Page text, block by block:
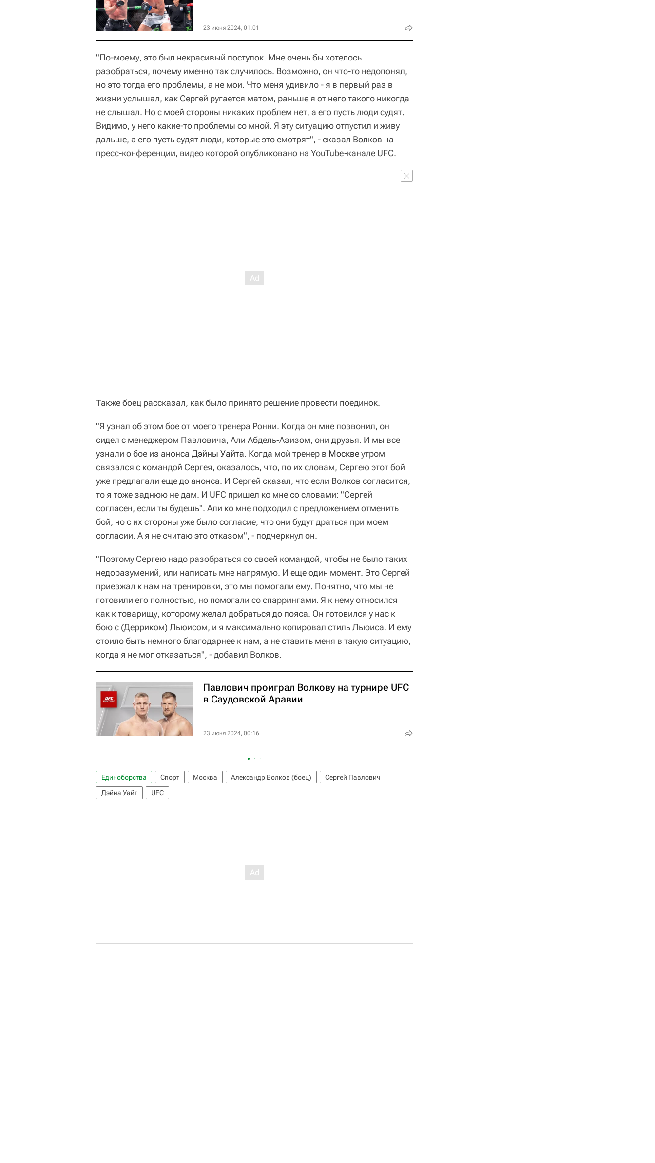
23 июня 2024, 01:01
"По‑моему, это был некрасивый поступок. Мне очень бы хотелось
разобраться, почему именно так случилось. Возможно, он что‑то недопонял,
но это тогда его проблемы, а не мои. Что меня удивило - я в первый раз в
жизни услышал, как Сергей ругается матом, раньше я от него такого никогда
не слышал. Но с моей стороны никаких проблем нет, а его пусть люди судят.
Видимо, у него какие-то проблемы со мной. Я эту ситуацию отпустил и живу
дальше, а его пусть судят люди, которые это смотрят", - сказал Волков на
пресс-конференции, видео которой опубликовано на YouTube-канале UFC.
Также боец рассказал, как было принято решение провести поединок.
"Я узнал об этом бое от моего тренера Ронни. Когда он мне позвонил, он
сидел с менеджером Павловича, Али Абдель-Азизом, они друзья. И мы все
узнали о бое из анонса Дэйны Уайта. Когда мой тренер в Москвеутром
связался с командой Сергея, оказалось, что, по их словам, Сергею этот бой
уже предлагали еще до анонса. И Сергей сказал, что если Волков согласится,
то я тоже заднюю не дам. И UFC пришел ко мне со словами: "Сергей
согласен, если ты будешь". Али ко мне подходил с предложением отменить
бой, но с их стороны уже было согласие, что они будут драться при моем
согласии. А я не считаю это отказом", - подчеркнул он.
"Поэтому Сергею надо разобраться со своей командой, чтобы не было таких
недоразумений, или написать мне напрямую. И еще один момент. Это Сергей
приезжал к нам на тренировки, это мы помогали ему. Понятно, что мы не
готовили его полностью, но помогали со спаррингами. Я к нему относился
как к товарищу, которому желал добраться до пояса. Он готовился у нас к
бою с (Дерриком) Льюисом, и я максимально копировал стиль Льюиса. И ему
стоило быть немного благодарнее к нам, а не ставить меня в такую ситуацию,
когда я не мог отказаться", - добавил Волков.
Павлович проиграл Волкову на турнире UFC
в Саудовской Аравии
23 июня 2024, 00:16
Единоборства Спорт Москва Александр Волков (боец)
Сергей Павлович
Дэйна Уайт
UFC